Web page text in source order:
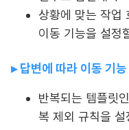
상황에 맞는 작업
이동 기능을 설정
▸ 답변에 따라 이동 기
반복되는 템플릿
복 제외 규칙을